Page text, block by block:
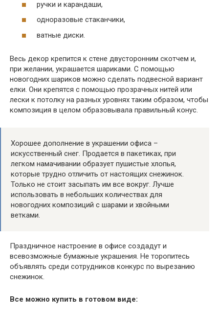
ручки и карандаши,
одноразовые стаканчики,
ватные диски.
Весь декор крепится к стене двусторонним скотчем и,
при желании, украшается шариками. С помощью
новогодних шариков можно сделать подвесной вариант
елки. Они крепятся с помощью прозрачных нитей или
лески к потолку на разных уровнях таким образом, чтобы
композиция в целом образовывала правильный конус.
Хорошее дополнение в украшении офиса –
искусственный снег. Продается в пакетиках, при
легком намачивании образует пушистые хлопья,
которые трудно отличить от настоящих снежинок.
Только не стоит засыпать им все вокруг. Лучше
использовать в небольших количествах для
новогодних композиций с шарами и хвойными
ветками.
Праздничное настроение в офисе создадут и
всевозможные бумажные украшения. Не торопитесь
объявлять среди сотрудников конкурс по вырезанию
снежинок.
Все можно купить в готовом виде: